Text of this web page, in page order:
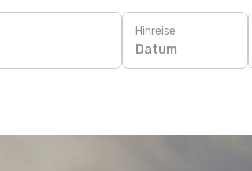
Hinreise
Datum